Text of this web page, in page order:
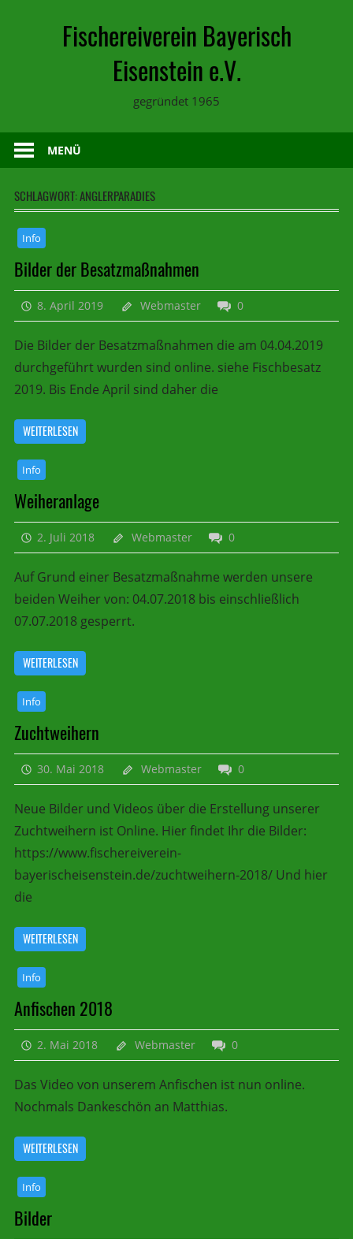
Fischereiverein Bayerisch
Eisenstein e.V.
gegründet 1965
MENÜ
SCHLAGWORT:ANGLERPARADIES
Info
Bilder der Besatzmaßnahmen
8. April 2019 Webmaster 0
Die Bilder der Besatzmaßnahmen die am 04.04.2019
durchgeführt wurden sind online. siehe Fischbesatz
2019. Bis Ende April sind daher die
WEITERLESEN
Info
Weiheranlage
2. Juli 2018 Webmaster 0
Auf Grund einer Besatzmaßnahme werden unsere
beiden Weiher von: 04.07.2018 bis einschließlich
07.07.2018 gesperrt.
WEITERLESEN
Info
Zuchtweihern
30. Mai 2018 Webmaster 0
Neue Bilder und Videos über die Erstellung unserer
Zuchtweihern ist Online. Hier findet Ihr die Bilder:
https://www.fischereiverein-
bayerischeisenstein.de/zuchtweihern-2018/ Und hier
die
WEITERLESEN
Info
Anfischen 2018
2. Mai 2018 Webmaster 0
Das Video von unserem Anfischen ist nun online.
Nochmals Dankeschön an Matthias.
WEITERLESEN
Info
Bilder